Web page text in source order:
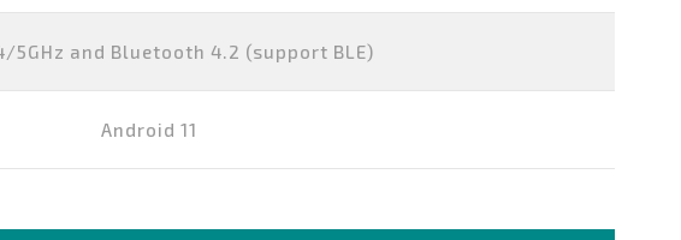
5GHz and Bluetooth 4.2 (support BLE)
Android 11